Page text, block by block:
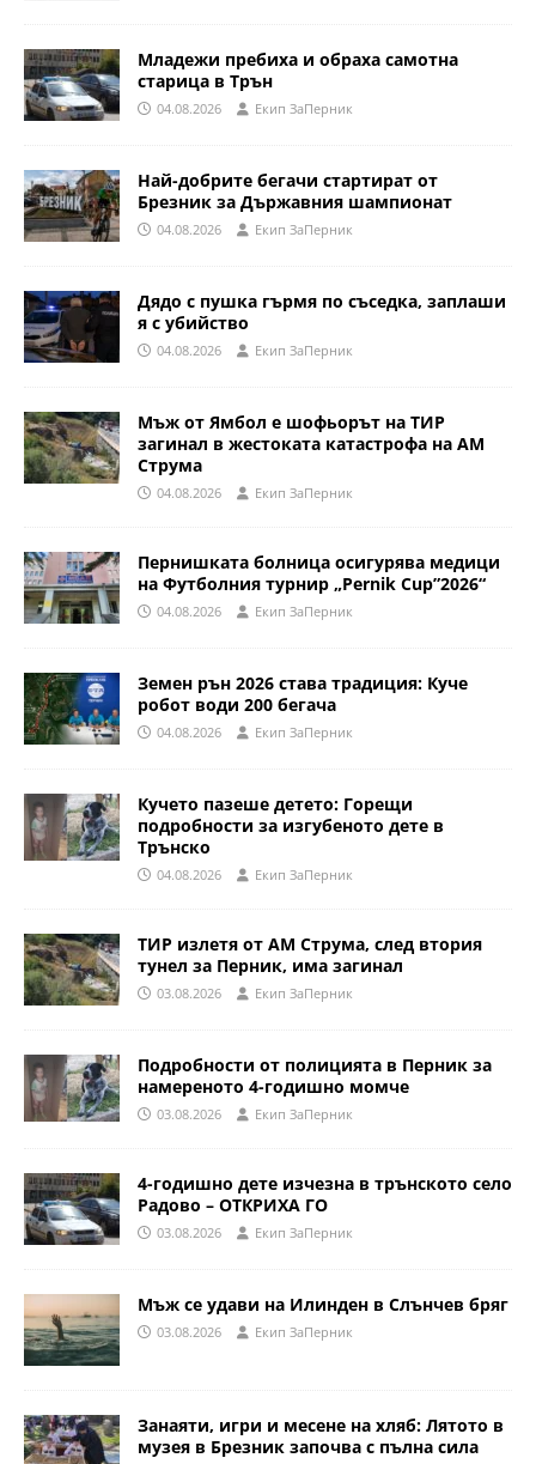
Младежи пребиха и обраха самотна
старица в Трън
04.08.2026 Eкип ЗаПерник
Най-добрите бегачи стартират от
Брезник за Държавния шампионат
04.08.2026 Eкип ЗаПерник
Дядо с пушка гърмя по съседка, заплаши
я с убийство
04.08.2026 Eкип ЗаПерник
Мъж от Ямбол е шофьорът на ТИР
загинал в жестоката катастрофа на АМ
Струма
04.08.2026 Eкип ЗаПерник
Пернишката болница осигурява медици
на Футболния турнир „Pernik Cup”2026“
04.08.2026 Eкип ЗаПерник
Земен рън 2026 става традиция: Куче
робот води 200 бегача
04.08.2026 Eкип ЗаПерник
Кучето пазеше детето: Горещи
подробности за изгубеното дете в
Трънско
04.08.2026 Eкип ЗаПерник
ТИР излетя от АМ Струма, след втория
тунел за Перник, има загинал
03.08.2026 Eкип ЗаПерник
Подробности от полицията в Перник за
намереното 4-годишно момче
03.08.2026 Eкип ЗаПерник
4-годишно дете изчезна в трънското село
Радово – ОТКРИХА ГО
03.08.2026 Eкип ЗаПерник
Мъж се удави на Илинден в Слънчев бряг
03.08.2026 Eкип ЗаПерник
Занаяти, игри и месене на хляб: Лятото в
музея в Брезник започва с пълна сила